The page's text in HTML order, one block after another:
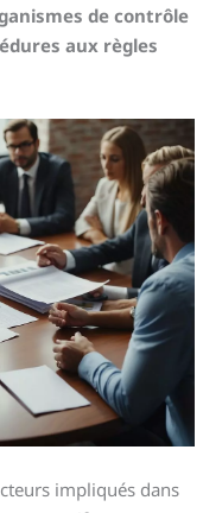
de contrôle
aux règles
impliqués dans